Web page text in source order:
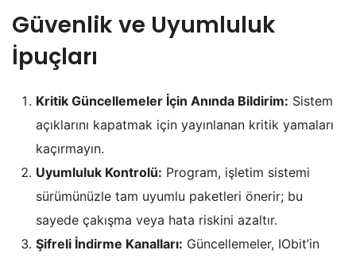
Güvenlik ve Uyumluluk
İpuçları
Kritik Güncellemeler İçin Anında Bildirim: Sistem
açıklarını kapatmak için yayınlanan kritik yamaları
kaçırmayın.
Uyumluluk Kontrolü: Program, işletim sistemi
sürümünüzle tam uyumlu paketleri önerir; bu
sayede çakışma veya hata riskini azaltır.
Şifreli İndirme Kanalları: Güncellemeler, IObit’in